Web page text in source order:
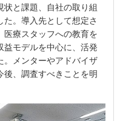
状と課題、自社の取り組
。導入先として想定さ
医療スタッフへの教育を
益モデルを中心に、活発
。メンターやアドバイザ
後、調査すべきことを明